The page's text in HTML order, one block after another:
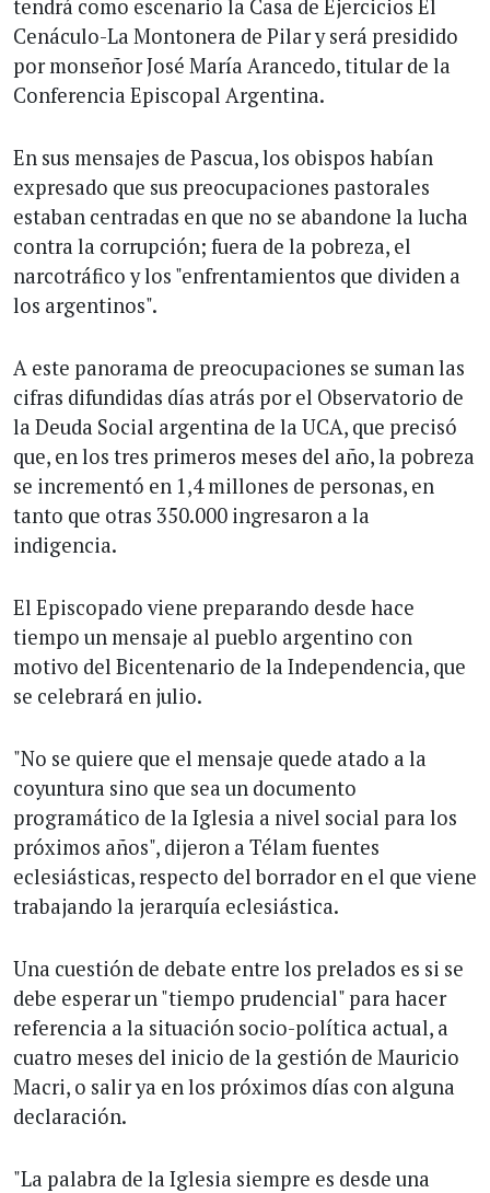
tendrá como escenario la Casa de Ejercicios El
Cenáculo-La Montonera de Pilar y será presidido
por monseñor José María Arancedo, titular de la
Conferencia Episcopal Argentina.
En sus mensajes de Pascua, los obispos habían
expresado que sus preocupaciones pastorales
estaban centradas en que no se abandone la lucha
contra la corrupción; fuera de la pobreza, el
narcotráfico y los "enfrentamientos que dividen a
los argentinos".
A este panorama de preocupaciones se suman las
cifras difundidas días atrás por el Observatorio de
la Deuda Social argentina de la UCA, que precisó
que, en los tres primeros meses del año, la pobreza
se incrementó en 1,4 millones de personas, en
tanto que otras 350.000 ingresaron a la
indigencia.
El Episcopado viene preparando desde hace
tiempo un mensaje al pueblo argentino con
motivo del Bicentenario de la Independencia, que
se celebrará en julio.
"No se quiere que el mensaje quede atado a la
coyuntura sino que sea un documento
programático de la Iglesia a nivel social para los
próximos años", dijeron a Télam fuentes
eclesiásticas, respecto del borrador en el que viene
trabajando la jerarquía eclesiástica.
Una cuestión de debate entre los prelados es si se
debe esperar un "tiempo prudencial" para hacer
referencia a la situación socio-política actual, a
cuatro meses del inicio de la gestión de Mauricio
Macri, o salir ya en los próximos días con alguna
declaración.
"La palabra de la Iglesia siempre es desde una